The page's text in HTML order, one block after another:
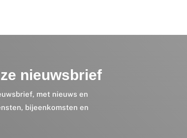
nieuwsbrief
met nieuws en
bijeenkomsten en